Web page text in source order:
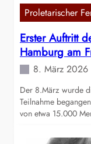
Proletarischer
Erster Auftritt
Hamburg am
8. März 2026
Der 8.März wurde
Teilnahme
von etwa 15.000